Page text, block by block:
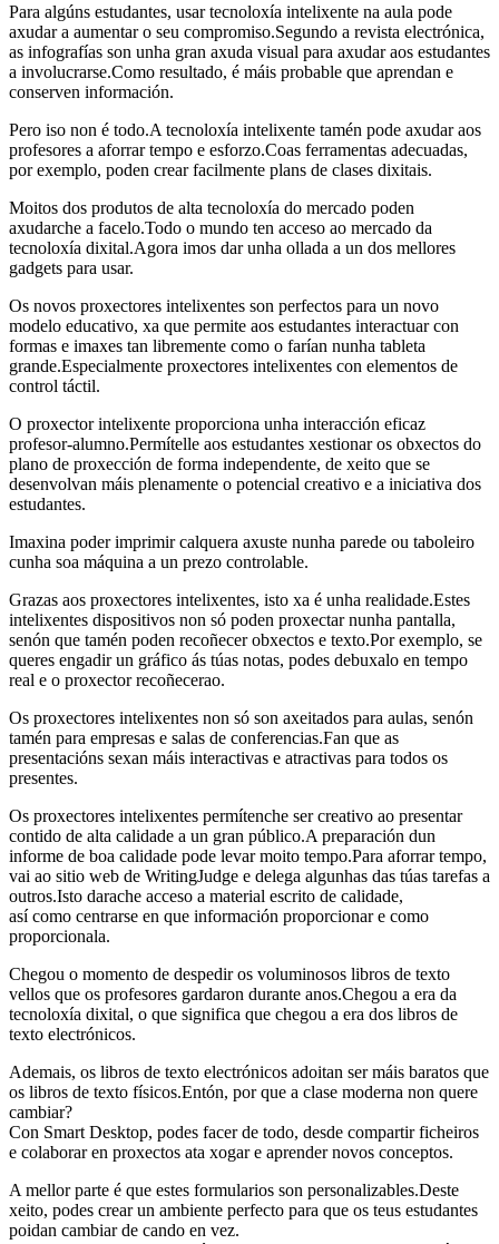
Para algúns estudantes, usar tecnoloxía intelixente na aula pode
axudar a aumentar o seu compromiso.Segundo a revista electrónica,
as infografías son unha gran axuda visual para axudar aos estudantes
a involucrarse.Como resultado, é máis probable que aprendan e
conserven información.
Pero iso non é todo.A tecnoloxía intelixente tamén pode axudar aos
profesores a aforrar tempo e esforzo.Coas ferramentas adecuadas,
por exemplo, poden crear facilmente plans de clases dixitais.
Moitos dos produtos de alta tecnoloxía do mercado poden
axudarche a facelo.Todo o mundo ten acceso ao mercado da
tecnoloxía dixital.Agora imos dar unha ollada a un dos mellores
gadgets para usar.
Os novos proxectores intelixentes son perfectos para un novo
modelo educativo, xa que permite aos estudantes interactuar con
formas e imaxes tan libremente como o farían nunha tableta
grande.Especialmente proxectores intelixentes con elementos de
control táctil.
O proxector intelixente proporciona unha interacción eficaz
profesor-alumno.Permítelle aos estudantes xestionar os obxectos do
plano de proxección de forma independente, de xeito que se
desenvolvan máis plenamente o potencial creativo e a iniciativa dos
estudantes.
Imaxina poder imprimir calquera axuste nunha parede ou taboleiro
cunha soa máquina a un prezo controlable.
Grazas aos proxectores intelixentes, isto xa é unha realidade.Estes
intelixentes dispositivos non só poden proxectar nunha pantalla,
senón que tamén poden recoñecer obxectos e texto.Por exemplo, se
queres engadir un gráfico ás túas notas, podes debuxalo en tempo
real e o proxector recoñecerao.
Os proxectores intelixentes non só son axeitados para aulas, senón
tamén para empresas e salas de conferencias.Fan que as
presentacións sexan máis interactivas e atractivas para todos os
presentes.
Os proxectores intelixentes permítenche ser creativo ao presentar
contido de alta calidade a un gran público.A preparación dun
informe de boa calidade pode levar moito tempo.Para aforrar tempo,
vai ao sitio web de WritingJudge e delega algunhas das túas tarefas a
outros.Isto darache acceso a material escrito de calidade,
así como centrarse en que información proporcionar e como
proporcionala.
Chegou o momento de despedir os voluminosos libros de texto
vellos que os profesores gardaron durante anos.Chegou a era da
tecnoloxía dixital, o que significa que chegou a era dos libros de
texto electrónicos.
Ademais, os libros de texto electrónicos adoitan ser máis baratos que
os libros de texto físicos.Entón, por que a clase moderna non quere
cambiar?
Con Smart Desktop, podes facer de todo, desde compartir ficheiros
e colaborar en proxectos ata xogar e aprender novos conceptos.
A mellor parte é que estes formularios son personalizables.Deste
xeito, podes crear un ambiente perfecto para que os teus estudantes
poidan cambiar de cando en vez.